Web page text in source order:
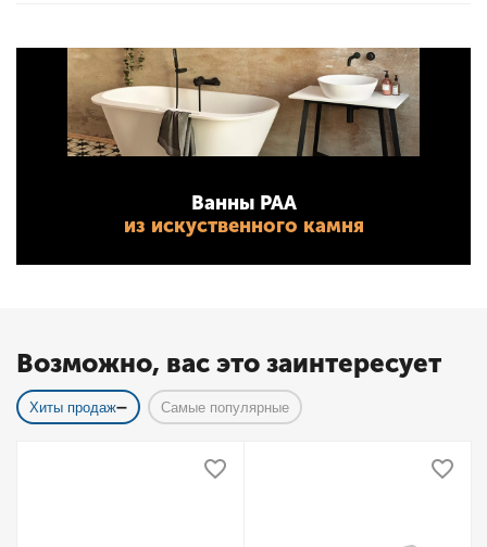
Ванны PAA
из искуственного камня
Возможно, вас это заинтересует
Хиты продаж Самые популярные